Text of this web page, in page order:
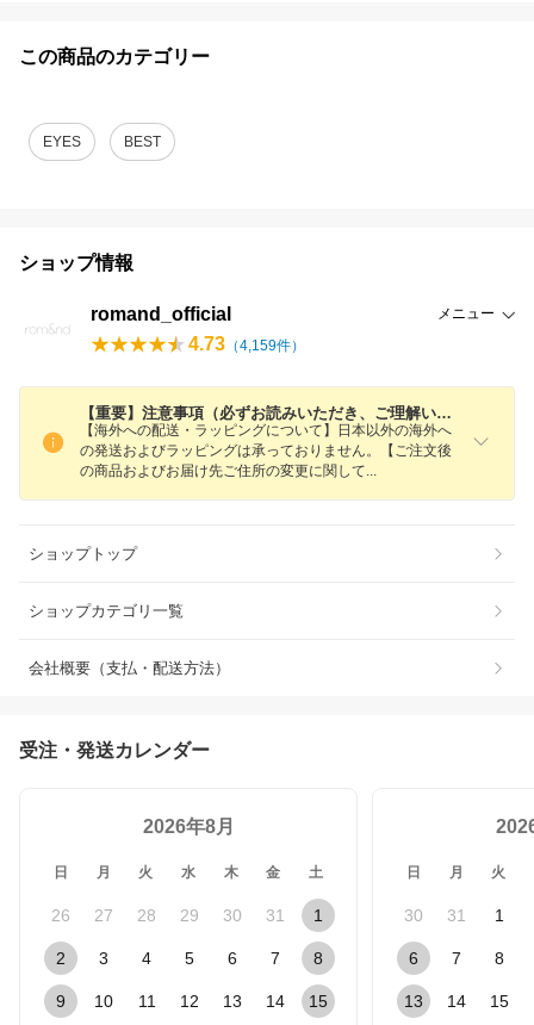
この商品のカテゴリー
EYES BEST
ショップ情報
romand_official メニュー
4.73 （4,159件）
【重要】注意事項（必ずお読みいただき、ご理解いただいた上でご注文お願い致します）
【海外への配送・ラッピングについて】日本以外の海外へ
の発送およびラッピングは承っておりません。【ご注文後
の商品およびお届け先ご住所の変更に関して
ショップトップ
ショップカテゴリ一覧
会社概要（支払・配送方法）
受注・発送カレンダー
2026年8月
日 月 火 水 木 金 土
26 27 28 29 30 31 1
2 3 4 5 6 7 8
9 10 11 12 13 14 15
日 月 火
30 31 1
6 7 8
13 14 15